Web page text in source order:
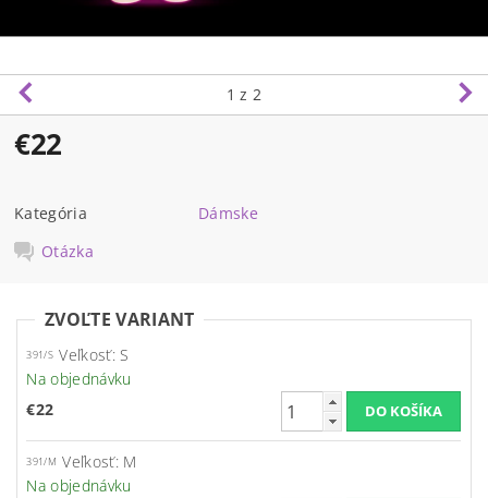
1 z 2
€22
Kategória
Dámske
Otázka
ZVOĽTE VARIANT
391/S Veľkosť: S
Na objednávku
€22
391/M Veľkosť: M
Na objednávku